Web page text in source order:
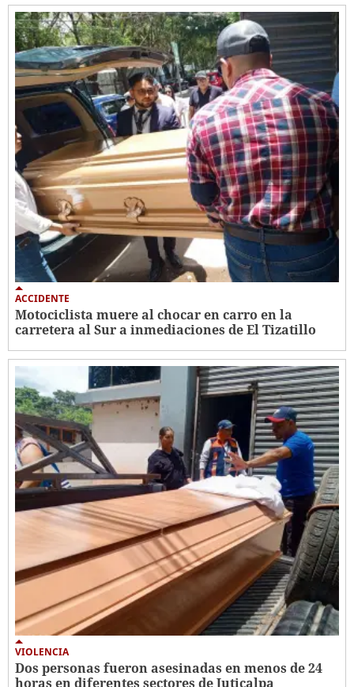
ACCIDENTE
Motociclista muere al chocar en carro en la
carretera al Sur a inmediaciones de El Tizatillo
VIOLENCIA
Dos personas fueron asesinadas en menos de 24
horas en diferentes sectores de Juticalpa